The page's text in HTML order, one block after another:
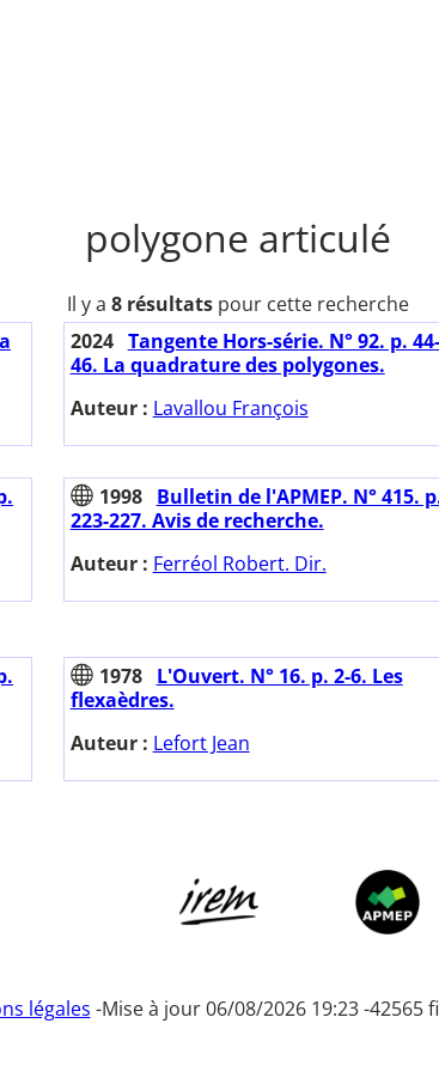
polygone articulé
Il y a 8 résultats pour cette recherche
2024 Tangente Hors-série. N° 92. p. 44-
46. La quadrature des polygones.
Auteur : Lavallou François
1998
Bulletin de l'APMEP. N° 415.
223-227. Avis de recherche.
Auteur : Ferréol Robert. Dir.
1978
L'Ouvert. N° 16. p. 2-6. Les
flexaèdres.
Auteur : Lefort Jean
légales -Mise à jour 06/08/2026 19:23 -42565